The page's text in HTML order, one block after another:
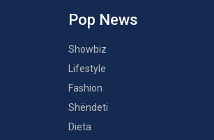
Pop News
Showbiz
Lifestyle
Fashion
Shëndeti
Dieta